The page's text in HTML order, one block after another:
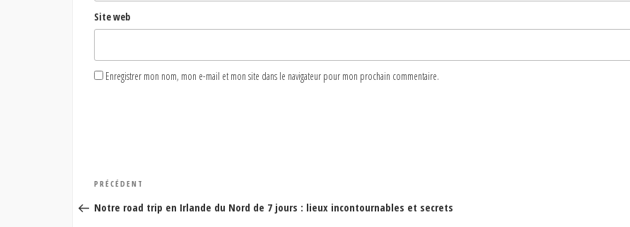
Site web
Enregistrer mon nom, mon e-mail et mon site dans le navigateur pour mon prochain commentaire.
Navigation
de
Article
précédent
PRÉCÉDENT
Notre road trip en Irlande du Nord de 7 jours : lieux incontournables et secrets